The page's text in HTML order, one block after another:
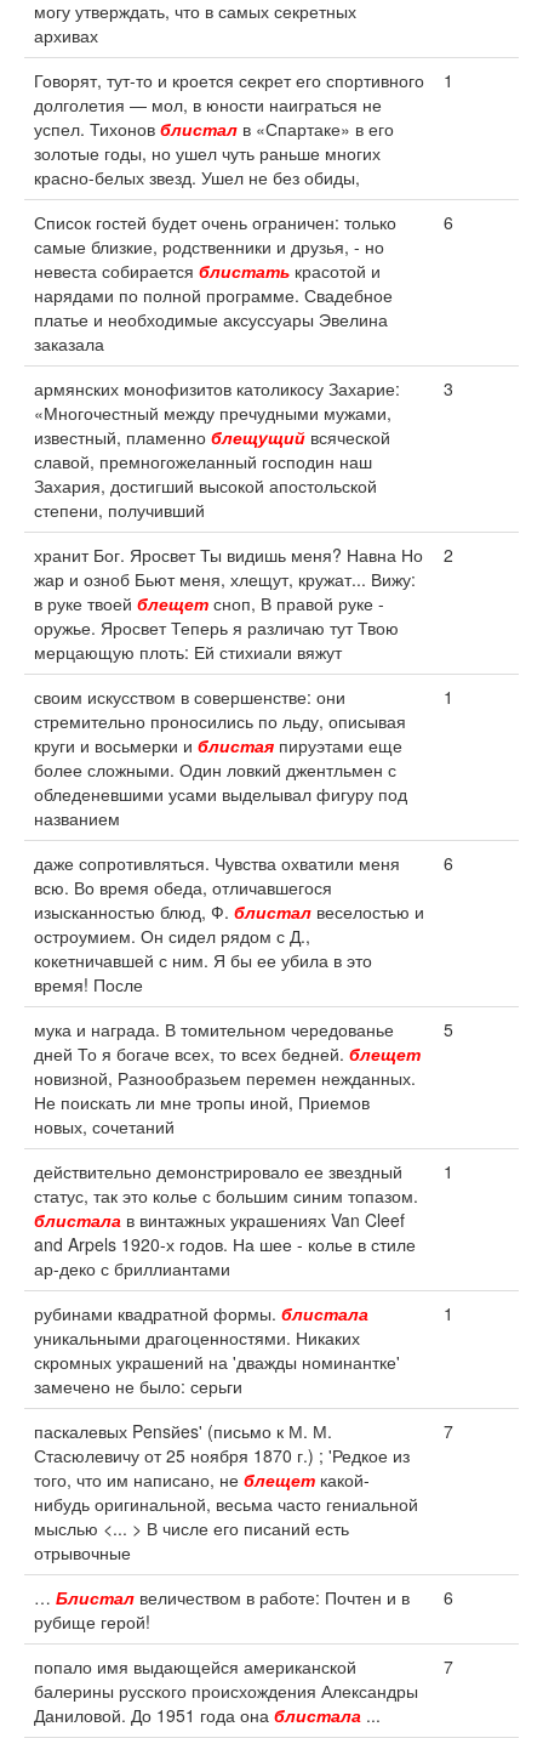
могу утверждать, что в самых секретных
архивах
Говорят, тут-то и кроется секрет его спортивного
долголетия — мол, в юности наиграться не
успел. Тихонов блистал в «Спартаке» в его
золотые годы, но ушел чуть раньше многих
красно-белых звезд. Ушел не без обиды,
1
Список гостей будет очень ограничен: только
самые близкие, родственники и друзья, - но
невеста собирается блистать красотой и
нарядами по полной программе. Свадебное
платье и необходимые аксуссуары Эвелина
заказала
6
армянских монофизитов католикосу Захарие:
«Многочестный между пречудными мужами,
известный, пламенно блещущий всяческой
славой, премногожеланный господин наш
Захария, достигший высокой апостольской
степени, получивший
3
хранит Бог. Яросвет Ты видишь меня? Навна Но
жар и озноб Бьют меня, хлещут, кружат... Вижу:
в руке твоей блещет сноп, В правой руке -
оружье. Яросвет Теперь я различаю тут Твою
мерцающую плоть: Ей стихиали вяжут
2
своим искусством в совершенстве: они
стремительно проносились по льду, описывая
круги и восьмерки и блистая пируэтами еще
более сложными. Один ловкий джентльмен с
обледеневшими усами выделывал фигуру под
названием
1
даже сопротивляться. Чувства охватили меня
всю. Во время обеда, отличавшегося
изысканностью блюд, Ф. блистал веселостью и
остроумием. Он сидел рядом с Д.,
кокетничавшей с ним. Я бы ее убила в это
время! После
6
мука и награда. В томительном чередованье
дней То я богаче всех, то всех бедней. блещет
новизной, Разнообразьем перемен нежданных.
Не поискать ли мне тропы иной, Приемов
новых, сочетаний
5
действительно демонстрировало ее звездный
статус, так это колье с большим синим топазом.
блистала в винтажных украшениях Van Cleef
and Arpels 1920-х годов. На шее - колье в стиле
ар-деко с бриллиантами
1
рубинами квадратной формы. блистала
уникальными драгоценностями. Никаких
скромных украшений на 'дважды номинантке'
замечено не было: серьги
1
паскалевых Pensйes' (письмо к М. М.
Стасюлевичу от 25 ноября 1870 г.) ; 'Редкое из
того, что им написано, не блещет какой-
нибудь оригинальной, весьма часто гениальной
мыслью <... > В числе его писаний есть
отрывочные
7
… Блистал величеством в работе: Почтен и в
рубище герой!
6
попало имя выдающейся американской
балерины русского происхождения Александры
Даниловой. До 1951 года она блистала ...
7